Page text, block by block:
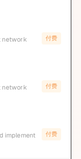
network
付费
network
付费
implement
付费